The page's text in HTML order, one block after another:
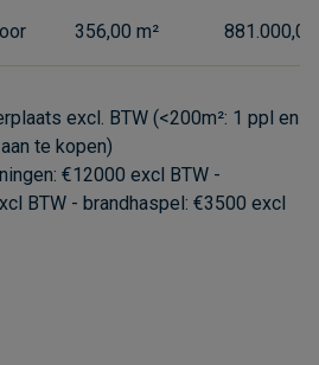
356,00 m²
excl. BTW (<200m²: 1 ppl en
te kopen)
€12000 excl BTW -
BTW - brandhaspel: €3500 excl